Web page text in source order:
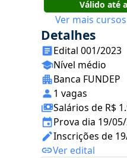
Válido até
Ver mais
Detalhes
Edital 001/2023
Nível médio
Banca FUNDEP
1 vagas
Salários de R$
Prova dia 19/
Inscrições de
Ver edital